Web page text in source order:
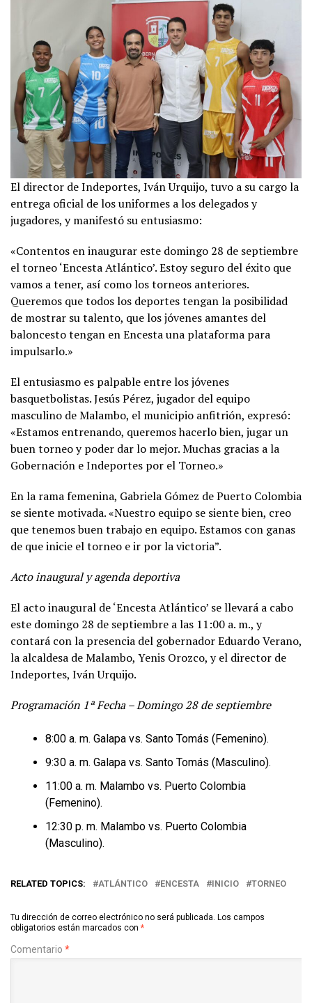
El director de Indeportes, Iván Urquijo, tuvo a su cargo la
entrega oficial de los uniformes a los delegados y
jugadores, y manifestó su entusiasmo:
«Contentos en inaugurar este domingo 28 de septiembre
el torneo ‘Encesta Atlántico’. Estoy seguro del éxito que
vamos a tener, así como los torneos anteriores.
Queremos que todos los deportes tengan la posibilidad
de mostrar su talento, que los jóvenes amantes del
baloncesto tengan en Encesta una plataforma para
impulsarlo.»
El entusiasmo es palpable entre los jóvenes
basquetbolistas. Jesús Pérez, jugador del equipo
masculino de Malambo, el municipio anfitrión, expresó:
«Estamos entrenando, queremos hacerlo bien, jugar un
buen torneo y poder dar lo mejor. Muchas gracias a la
Gobernación e Indeportes por el Torneo.»
En la rama femenina, Gabriela Gómez de Puerto Colombia
se siente motivada. «Nuestro equipo se siente bien, creo
que tenemos buen trabajo en equipo. Estamos con ganas
de que inicie el torneo e ir por la victoria”.
Acto inaugural y agenda deportiva
El acto inaugural de ‘Encesta Atlántico’ se llevará a cabo
este domingo 28 de septiembre a las 11:00 a. m., y
contará con la presencia del gobernador Eduardo Verano,
la alcaldesa de Malambo, Yenis Orozco, y el director de
Indeportes, Iván Urquijo.
Programación 1ª Fecha – Domingo 28 de septiembre
8:00 a. m. Galapa vs. Santo Tomás (Femenino).
⁠9:30 a. m. Galapa vs. Santo Tomás (Masculino).
⁠11:00 a. m. Malambo vs. Puerto Colombia
(Femenino).
⁠12:30 p. m. Malambo vs. Puerto Colombia
(Masculino).
RELATED TOPICS: ATLÁNTICO ENCESTA INICIO TORNEO
Tu dirección de correo electrónico no será publicada. Los campos
obligatorios están marcados con *
Comentario *